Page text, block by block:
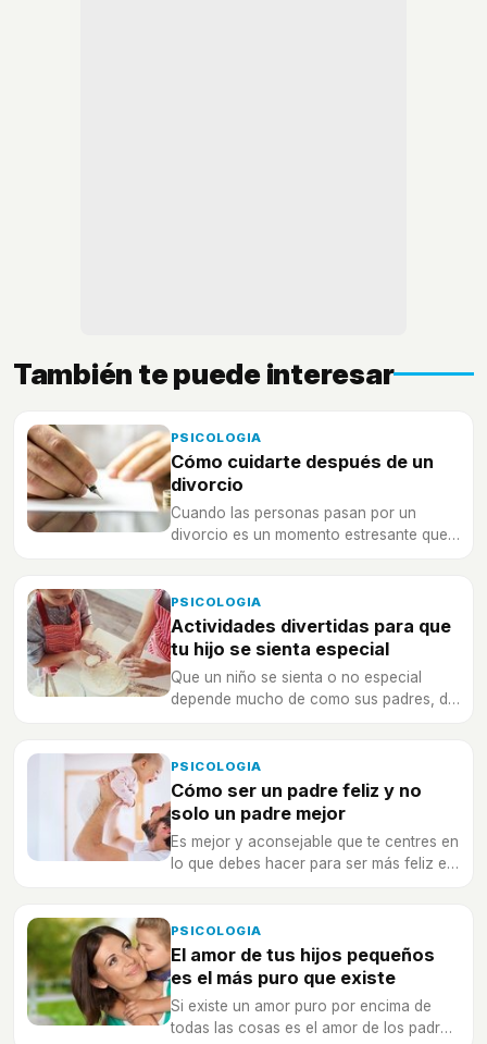
También te puede interesar
PSICOLOGIA
Cómo cuidarte después de un
divorcio
Cuando las personas pasan por un
divorcio es un momento estresante que
PSICOLOGIA
Actividades divertidas para que
tu hijo se sienta especial
Que un niño se sienta o no especial
depende mucho de como sus padres, de
PSICOLOGIA
Cómo ser un padre feliz y no
solo un padre mejor
Es mejor y aconsejable que te centres en
lo que debes hacer para ser más feliz en
PSICOLOGIA
El amor de tus hijos pequeños
es el más puro que existe
Si existe un amor puro por encima de
todas las cosas es el amor de los padres